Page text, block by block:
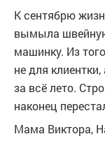
К сентябрю
вымыла
машинку. Из
не для
за всё лето.
наконец
Мама Виктора,